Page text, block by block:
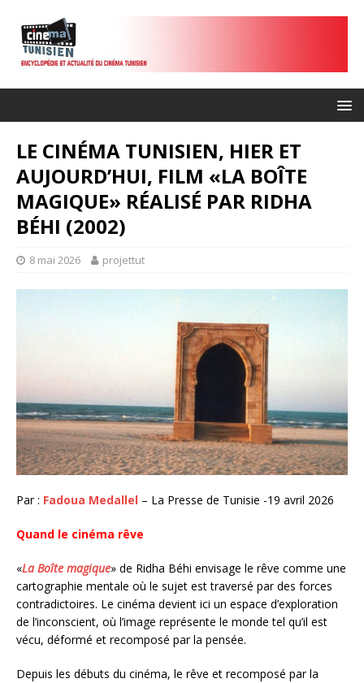
LE CINÉMA TUNISIEN, HIER ET
AUJOURD’HUI, FILM «LA BOÎTE
MAGIQUE» RÉALISÉ PAR RIDHA
BÉHI (2002)
8 mai 2026 projettut
Par : Fadoua Medallel – La Presse de Tunisie -19 avril 2026
Quand le cinéma rêve
«La Boîte magique» de Ridha Béhi envisage le rêve comme une
cartographie mentale où le sujet est traversé par des forces
contradictoires. Le cinéma devient ici un espace d’exploration
de l’inconscient, où l’image représente le monde tel qu’il est
vécu, déformé et recomposé par la pensée.
Depuis les débuts du cinéma, le rêve et recomposé par la